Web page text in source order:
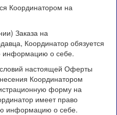
Координатором на
Заказа на
Координатор обязуется
информацию о себе.
настоящей Оферты
Координатором
форму на
имеет право
информацию о себе.